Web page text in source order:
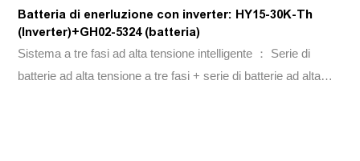
Batteria di enerluzione con inverter: HY15-30K-Th
(Inverter)+GH02-5324 (batteria)
Sistema a tre fasi ad alta tensione intelligente ： Serie di
batterie ad alta tensione a tre fasi + serie di batterie ad alta